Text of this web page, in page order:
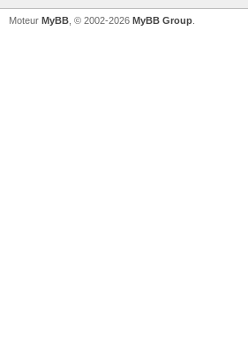
Moteur MyBB , © 2002-2026 MyBB Group